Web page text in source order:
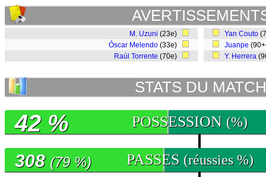
M. Uzuni (23e)
Óscar Melendo (33e)
Raúl Torrente (70e)
Yan Couto
Juanpe
Y. Herrera
STATS DU MATCH
POSSESSION (%)
42 %
PASSES (réussies %)
308 (79 %)